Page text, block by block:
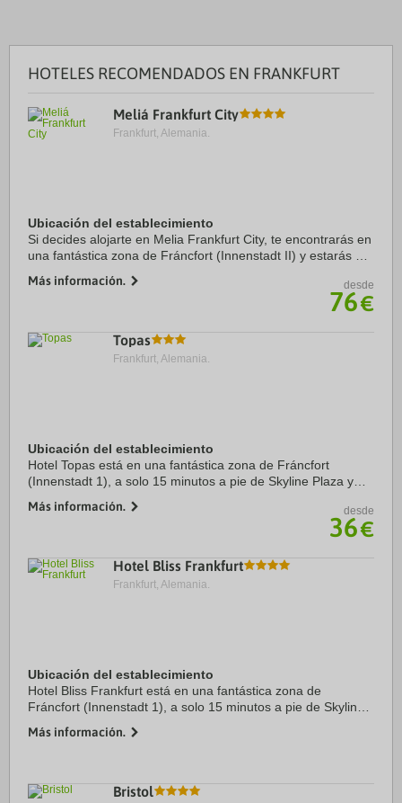
HOTELES RECOMENDADOS EN FRANKFURT
Meliá Frankfurt City
Frankfurt, Alemania.
Ubicación del establecimiento
Si decides alojarte en Melia Frankfurt City, te encontrarás en
una fantástica zona de Fráncfort (Innenstadt II) y estarás a
a 5 de Feria de ...
Más información. desde
76€
Topas
Frankfurt, Alemania.
Ubicación del establecimiento
Hotel Topas está en una fantástica zona de Fráncfort
(Innenstadt 1), a solo 15 minutos a pie de Skyline Plaza y
encuentra a 0,9 km de Festhalle ...
Más información. desde
36€
Hotel Bliss Frankfurt
Frankfurt, Alemania.
Ubicación del establecimiento
Hotel Bliss Frankfurt está en una fantástica zona de
Fráncfort (Innenstadt 1), a solo 15 minutos a pie de Skyline
se encuentra a 0,9 km de ...
Más información.
Bristol